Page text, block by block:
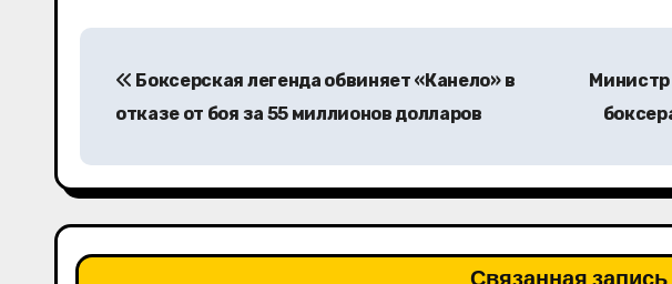
Н
и
г
Боксерская легенда обвиняет «Канело» в
отказе от боя за 55 миллионов долларов
Министр
Связанная запись